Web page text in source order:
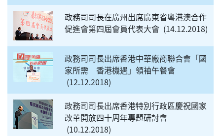
政務司司長在廣州出席廣東省粵港澳合作
促進會第四屆會員代表大會 14.12.2018
政務司司長出席香港中華廠商聯合會「國
家所需 香港機遇」領袖午餐會
12.12.2018
政務司司長出席香港特別行政區慶祝國家
改革開放四十周年專題研討會
10.12.2018